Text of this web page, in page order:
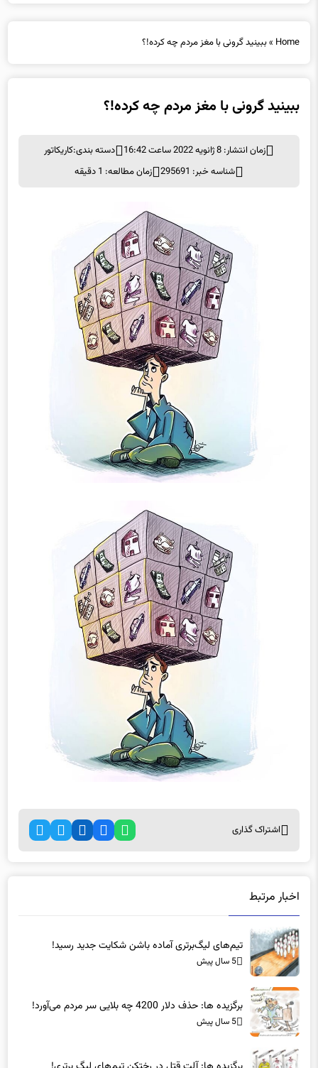
Home
»ببینید گرونی با مغز مردم چه کرده‌!؟
ببینید گرونی با مغز مردم چه کرده‌!؟
زمان انتشار: 8 ژانویه 2022 ساعت 16:42 دسته بندی:کاریکاتور
شناسه خبر: 295691
زمان مطالعه: 1 دقیقه
اشتراک گذاری
اخبار مرتبط
تیم‌های لیگ‌برتری آماده باشن شکایت جدید رسید!
5 سال پیش
برگزیده ها: حذف دلار 4200 چه بلایی سر مردم می‌آورد!
5 سال پیش